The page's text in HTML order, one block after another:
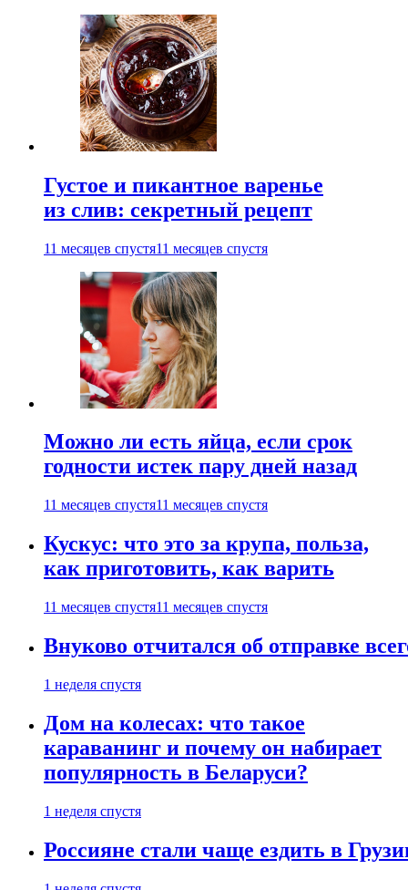
Густое и пикантное варенье
из слив: секретный рецепт
11 месяцев спустя11 месяцев спустя
Можно ли есть яйца, если срок
годности истек пару дней назад
11 месяцев спустя11 месяцев спустя
Кускус: что это за крупа, польза,
как приготовить, как варить
11 месяцев спустя11 месяцев спустя
Внуково отчитался об отправке
1 неделя спустя
Дом на колесах: что такое
караванинг и почему он набирает
популярность в Беларуси?
1 неделя спустя
Россияне стали чаще ездить в